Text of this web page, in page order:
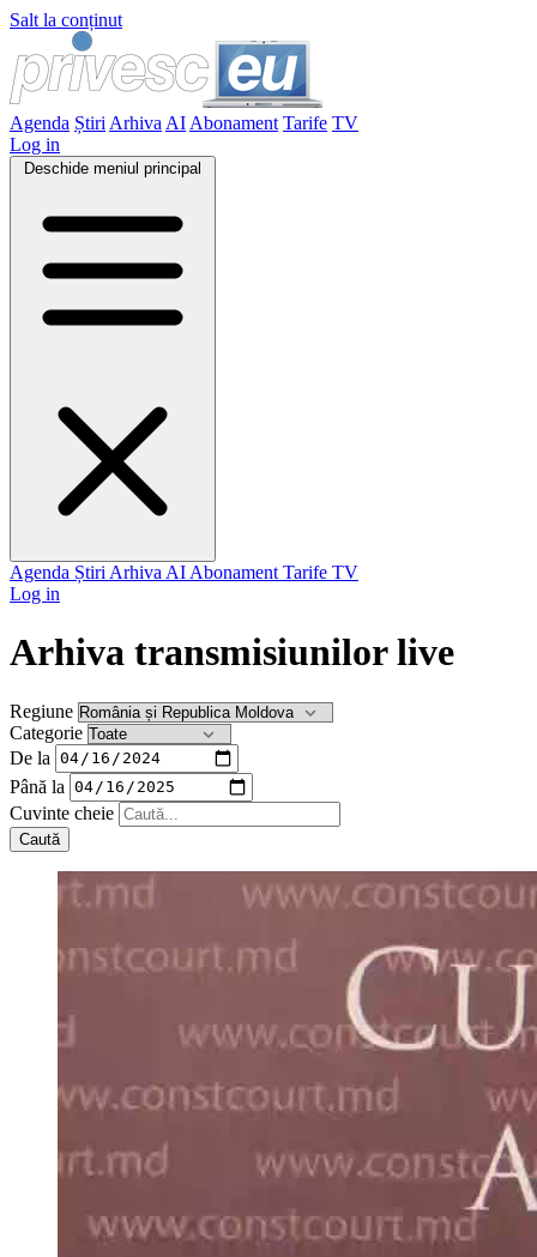
Salt la conținut
Agenda Știri Arhiva AI Abonament Tarife TV
Log in
Deschide meniul principal
Agenda Știri Arhiva AI Abonament Tarife TV
Log in
Arhiva transmisiunilor live
Regiune
Categorie
De la
Până la
Cuvinte cheie
Caută